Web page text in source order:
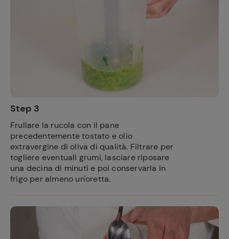
Step 3
Frullare la rucola con il pane
precedentemente tostato e olio
extravergine di oliva di qualità. Filtrare per
togliere eventuali grumi, lasciare riposare
una decina di minuti e poi conservarla in
frigo per almeno un'oretta.